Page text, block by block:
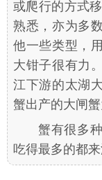
或爬行的方式
熟悉，亦为多
他一些类型，
大钳子很有力
江下游的太湖
蟹出产的大闸蟹
蟹有很多
吃得最多的都